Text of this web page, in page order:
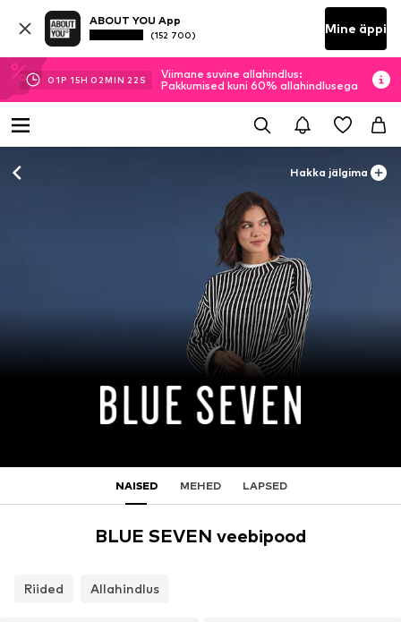
ABOUT YOU App
(152 700) Mine äppi
01P 15H 02MIN 20 S
Viimane suvine allahindlus:
Pakkumised kuni 60% allahindlusega
Hakka jälgima
NAISED MEHED LAPSED
BLUE SEVEN veebipood
Riided Allahindlus